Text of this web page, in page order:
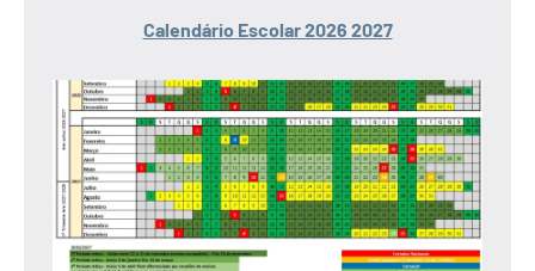
Calendário Escolar 2026 2027